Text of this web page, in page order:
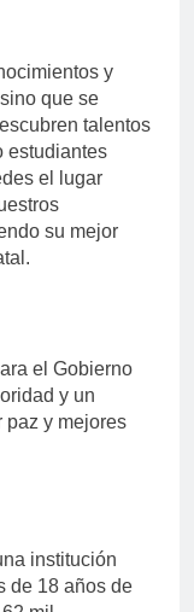
y
que se
talentos
estudiantes
el lugar
su mejor
el Gobierno
y un
paz y mejores
institución
de 18 años de